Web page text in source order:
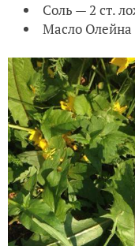
Соль — 2 ст.
Масло Олейна